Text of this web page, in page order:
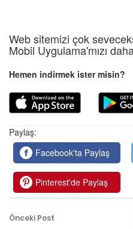
Web sitemizi çok
Mobil Uygulama'mızı
Hemen indirmek ister misin?
Paylaş:
Facebook'ta Paylaş
Pinterest'de Paylaş
Önceki Post